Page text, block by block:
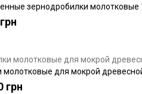
зернодробилки молотковые
для мокрой
грн